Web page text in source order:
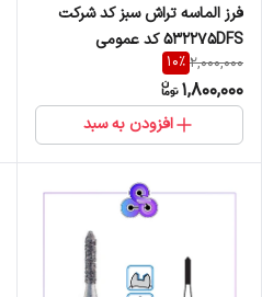
فرز الماسه تراش سبز کد شرکت
532275DFS کد عمومی
847/172/012
2,000,000
10%
1,800,000
افزودن به سبد